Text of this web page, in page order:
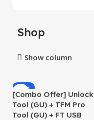
Shop
Show column
-14%
[Combo Offer] Unlock
Tool (GU) + TFM Pro
Tool (GU) + FT USB